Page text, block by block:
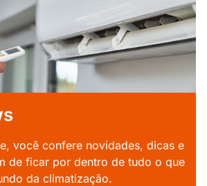
você confere novidades, dicas e
de ficar por dentro de tudo o que
da climatização.